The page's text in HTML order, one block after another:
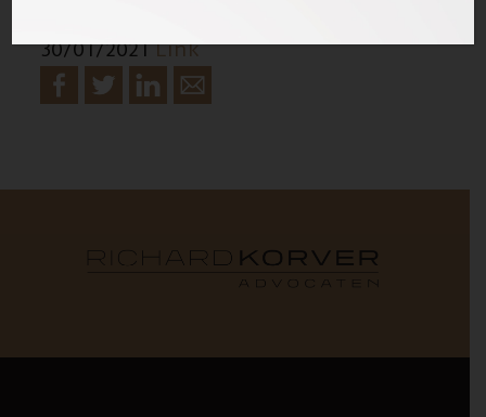
30/01/2021Link